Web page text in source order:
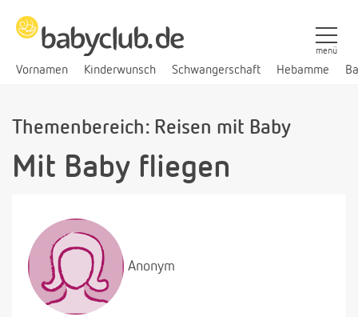
Vornamen Kinderwunsch Schwangerschaft Hebamme
menü
Themenbereich: Reisen mit Baby
Mit Baby fliegen
Anonym